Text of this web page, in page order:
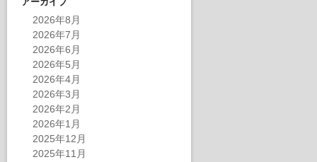
2026年8月
2026年7月
2026年6月
2026年5月
2026年4月
2026年3月
2026年2月
2026年1月
2025年12月
2025年11月